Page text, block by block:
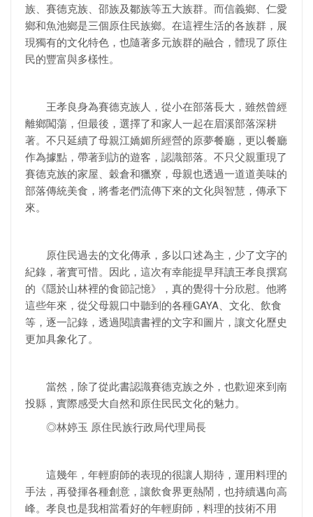
族、賽德克族、邵族及鄒族等五大族群。而信義鄉、仁愛
鄉和魚池鄉是三個原住民族鄉。在這裡生活的各族群，展
現獨有的文化特色，也隨著多元族群的融合，體現了原住
民的豐富與多樣性。
王孝良身為賽德克族人，從小在部落長大，雖然曾經
離鄉闖蕩，但最後，選擇了和家人一起在眉溪部落深耕
著。不只延續了母親江嬌媚所經營的原夢餐廳，更以餐廳
作為據點，帶著到訪的遊客，認識部落。不只父親重現了
賽德克族的家屋、穀倉和獵寮，母親也透過一道道美味的
部落傳統美食，將耆老們流傳下來的文化與智慧，傳承下
來。
原住民過去的文化傳承，多以口述為主，少了文字的
紀錄，著實可惜。因此，這次有幸能提早拜讀王孝良撰寫
的《隱於山林裡的食節記憶》，真的覺得十分欣慰。他將
這些年來，從父母親口中聽到的各種GAYA、文化、飲食
等，逐一記錄，透過閱讀書裡的文字和圖片，讓文化歷史
更加具象化了。
當然，除了從此書認識賽德克族之外，也歡迎來到南
投縣，實際感受大自然和原住民民文化的魅力。
◎林婷玉 原住民族行政局代理局長
這幾年，年輕廚師的表現的很讓人期待，運用料理的
手法，再發揮各種創意，讓飲食界更熱鬧，也持續邁向高
峰。孝良也是我相當看好的年輕廚師，料理的技術不用